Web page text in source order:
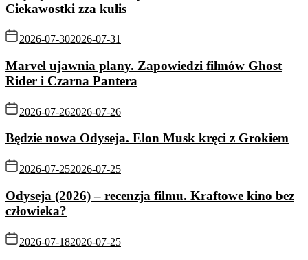
Ciekawostki zza kulis
2026-07-302026-07-31
Marvel ujawnia plany. Zapowiedzi filmów Ghost
Rider i Czarna Pantera
2026-07-262026-07-26
Będzie nowa Odyseja. Elon Musk kręci z Grokiem
2026-07-252026-07-25
Odyseja (2026) – recenzja filmu. Kraftowe kino bez
człowieka?
2026-07-182026-07-25